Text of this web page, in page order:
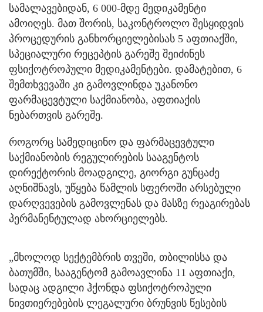
სამალავებიდან, 6 000-მდე მედიკამენტი
ამოიღეს. მათ შორის, საკონტროლო შესყიდვის
პროცედურის განხორციელებისას 5 აფთიაქში,
სპეციალური რეცეპტის გარეშე შეიძინეს
ფსიქოტროპული მედიკამენტები. დამატებით, 6
შემთხვევაში კი გამოვლინდა უკანონო
ფარმაცევტული საქმიანობა, აფთიაქის
ნებართვის გარეშე.
როგორც სამედიცინო და ფარმაცევტული
საქმიანობის რეგულირების სააგენტოს
დირექტორის მოადგილე, გიორგი გუნცაძე
აღნიშნავს, უწყება წამლის სფეროში არსებული
დარღვევების გამოვლენას და მასზე რეაგირებას
პერმანენტულად ახორციელებს.
„მხოლოდ სექტემბრის თვეში, თბილისსა და
ბათუმში, სააგენტომ გამოავლინა 11 აფთიაქი,
სადაც ადგილი ჰქონდა ფსიქოტროპული
ნივთიერებების ლეგალური ბრუნვის წესების